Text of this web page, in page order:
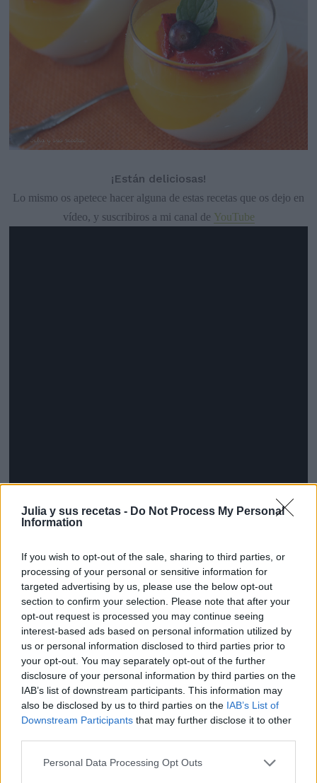
Julia y sus recetas - Do Not Process My Personal
Information
If you wish to opt-out of the sale, sharing to third parties, or
processing of your personal or sensitive information for
targeted advertising by us, please use the below opt-out
section to confirm your selection. Please note that after your
opt-out request is processed you may continue seeing
interest-based ads based on personal information utilized by
us or personal information disclosed to third parties prior to
your opt-out. You may separately opt-out of the further
disclosure of your personal information by third parties on the
IAB’s list of downstream participants. This information may
also be disclosed by us to third parties on the IAB’s List of
Downstream Participants that may further disclose it to other
Personal Data Processing Opt Outs
¡Están deliciosas!
Lo mismo os apetece hacer alguna de estas recetas que os dejo en
vídeo, y suscribiros a mi canal de YouTube
¿Te ha gustado la receta?
Facebook
Twitter